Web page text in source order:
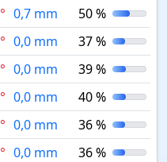
0,7 mm
50 %
0,0 mm
37 %
0,0 mm
39 %
0,0 mm
40 %
0,0 mm
36 %
0,0 mm
36 %